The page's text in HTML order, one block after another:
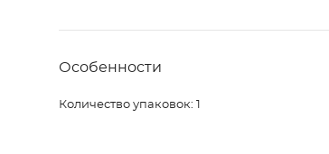
Особенности
Количество упаковок: 1